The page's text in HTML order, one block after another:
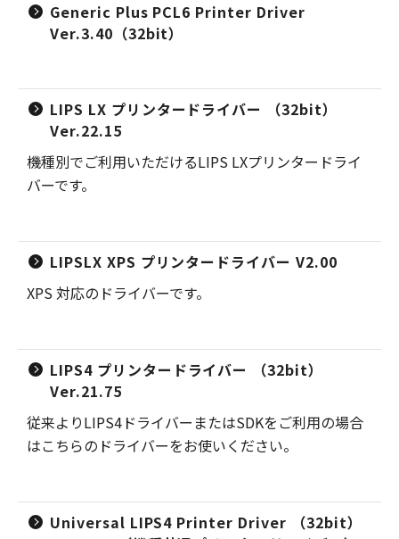
Generic Plus PCL6 Printer Driver
Ver.3.40（32bit）
LIPS LX プリンタードライバー （32bit）
Ver.22.15
機種別でご利用いただけるLIPS LXプリンタードライ
バーです。
LIPSLX XPS プリンタードライバー V2.00
XPS 対応のドライバーです。
LIPS4 プリンタードライバー （32bit）
Ver.21.75
従来よりLIPS4ドライバーまたはSDKをご利用の場合
はこちらのドライバーをお使いください。
Universal LIPS4 Printer Driver （32bit）